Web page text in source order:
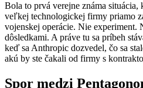
Bola to prvá verejne známa
veľkej technologickej firmy priamo
vojenskej operácie. Nie experiment.
dôsledkami. A práve tu sa príbeh
keď sa Anthropic dozvedel, čo sa
akú by ste čakali od firmy s
Spor medzi